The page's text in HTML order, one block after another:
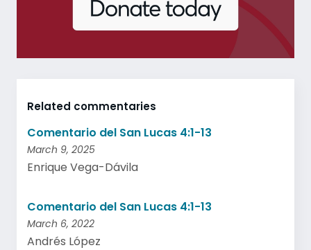
Related commentaries
Comentario del San Lucas 4:1-13
March 9, 2025
Enrique Vega-Dávila
Comentario del San Lucas 4:1-13
March 6, 2022
Andrés López